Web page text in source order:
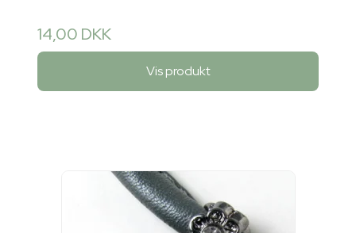
14,00 DKK
Vis produkt